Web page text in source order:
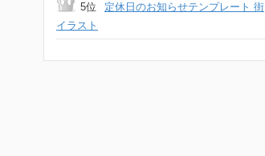
5位
定休日のお知らせテンプレート 街
イラスト